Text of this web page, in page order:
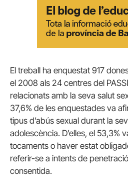
El treball ha enquestat 917
el 2008 als 24 centres del
relacionats amb la seva salut
37,6% de les enquestades va
tipus d’abús sexual durant la
adolescència. D’elles, el 53,3%
tocaments o haver estat
referir-se a intents de
consentida.